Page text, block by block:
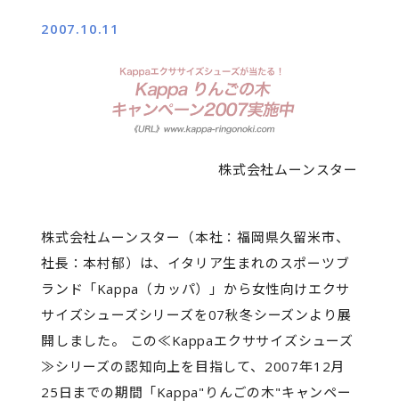
2007.10.11
株式会社ムーンスター
株式会社ムーンスター（本社：福岡県久留米市、
社長：本村郁）は、イタリア生まれのスポーツブ
ランド「Kappa（カッパ）」から女性向けエクサ
サイズシューズシリーズを07秋冬シーズンより展
開しました。 この≪Kappaエクササイズシューズ
≫シリーズの認知向上を目指して、2007年12月
25日までの期間「Kappa"りんごの木"キャンペー